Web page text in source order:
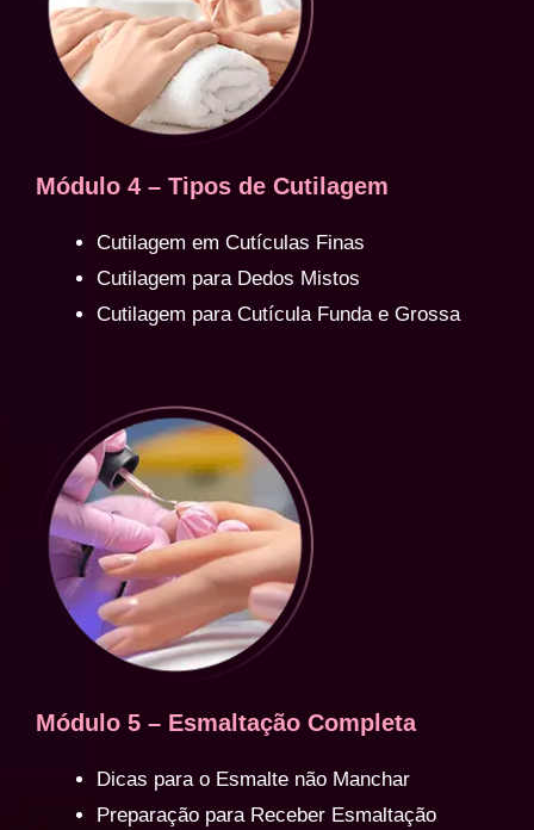
Módulo 4 – Tipos de Cutilagem
Cutilagem em Cutículas Finas
Cutilagem para Dedos Mistos
Cutilagem para Cutícula Funda e Grossa
Módulo 5 – Esmaltação Completa
Dicas para o Esmalte não Manchar
Preparação para Receber Esmaltação